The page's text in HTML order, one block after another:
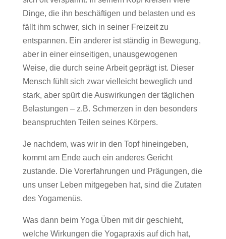
Dinge, die ihn beschäftigen und belasten und es
fällt ihm schwer, sich in seiner Freizeit zu
entspannen. Ein anderer ist ständig in Bewegung,
aber in einer einseitigen, unausgewogenen
Weise, die durch seine Arbeit geprägt ist. Dieser
Mensch fühlt sich zwar vielleicht beweglich und
stark, aber spürt die Auswirkungen der täglichen
Belastungen – z.B. Schmerzen in den besonders
beanspruchten Teilen seines Körpers.
Je nachdem, was wir in den Topf hineingeben,
kommt am Ende auch ein anderes Gericht
zustande. Die Vorerfahrungen und Prägungen, die
uns unser Leben mitgegeben hat, sind die Zutaten
des Yogamenüs.
Was dann beim Yoga Üben mit dir geschieht,
welche Wirkungen die Yogapraxis auf dich hat,